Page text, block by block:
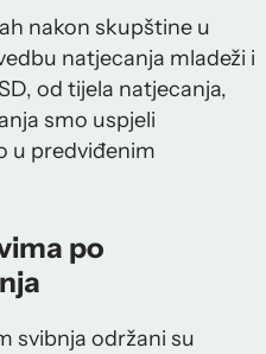
nakon skupštine u
natjecanja mladeži i
od tijela natjecanja,
smo uspjeli
u predviđenim
po
svibnja održani su